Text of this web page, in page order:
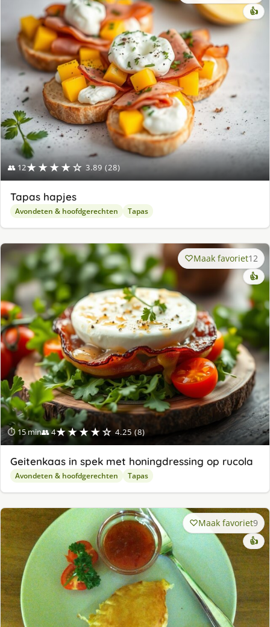
👥 12★★★★☆ 3.89 (28)
👍
Tapas hapjes
Avondeten & hoofdgerechten Tapas
⏱ 15 min👥 4★★★★☆ 4.25 (8)
Maak favoriet12
👍
Geitenkaas in spek met honingdressing op rucola
Avondeten & hoofdgerechten Tapas
Maak favoriet9
👍